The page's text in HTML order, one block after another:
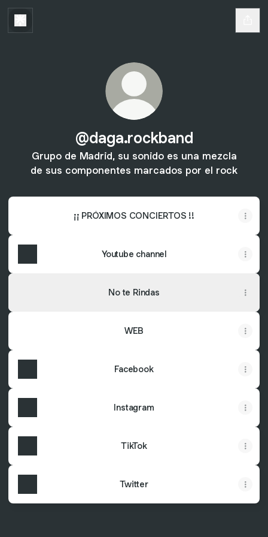
@daga.rockband
Grupo de Madrid, su sonido es una mezcla
de sus componentes marcados por el rock
¡¡ PRÓXIMOS CONCIERTOS !!
Youtube channel
No te Rindas
WEB
Facebook
Instagram
TikTok
Twitter